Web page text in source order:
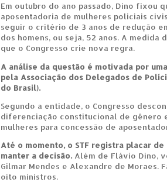
Em outubro do ano passado, Dino fixou
aposentadoria de mulheres policiais
seguir o critério de 3 anos de redução
dos homens, ou seja, 52 anos. A medida
que o Congresso crie nova regra.
A análise da questão é motivada por
pela Associação dos Delegados de
do Brasil).
Segundo a entidade, o Congresso
diferenciação constitucional de gênero
mulheres para concessão de
Até o momento, o STF registra placar
manter a decisão. Além de Flávio Dino,
Gilmar Mendes e Alexandre de Moraes.
oito ministros.